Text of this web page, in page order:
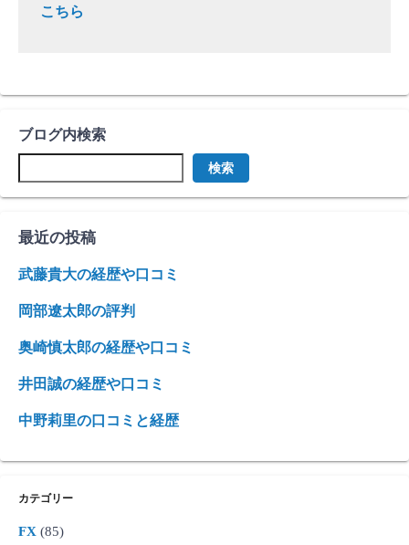
こちら
ブログ内検索
検索
最近の投稿
武藤貴大の経歴や口コミ
岡部遼太郎の評判
奥崎慎太郎の経歴や口コミ
井田誠の経歴や口コミ
中野莉里の口コミと経歴
カテゴリー
FX (85)